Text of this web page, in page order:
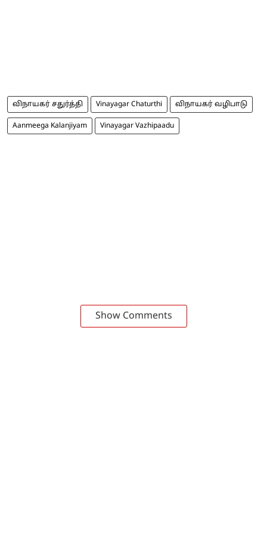
விநாயகர் சதுர்த்தி Vinayagar Chaturthi விநாயகர் வழிபாடு
Aanmeega Kalanjiyam Vinayagar Vazhipaadu
Show Comments